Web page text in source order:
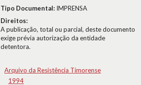
Tipo Documental: IMPRENSA
Direitos:
A publicação, total ou parcial, deste documento
exige prévia autorização da entidade
detentora.
Arquivo da Resistência Timorense
1994